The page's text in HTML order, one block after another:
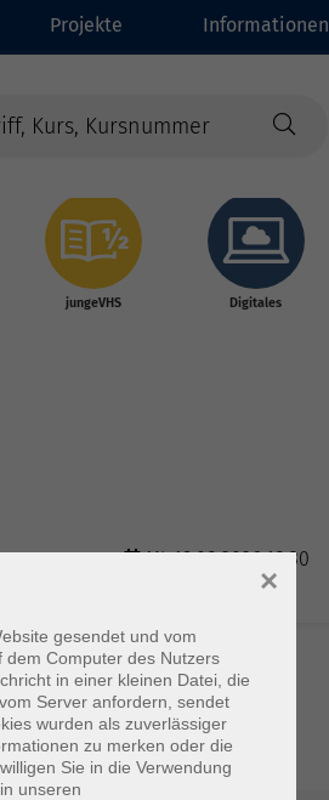
Projekte Informationen
jungeVHS Digitales
Mi. 19.08.2026 18:30
gesendet und vom
Computer des Nutzers
in einer kleinen Datei, die
Server anfordern, sendet
wurden als zuverlässiger
zu merken oder die
Sie in die Verwendung
unseren
×